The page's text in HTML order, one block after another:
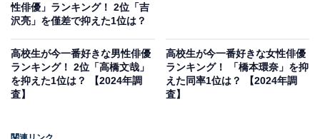
性俳優」ランキング！ 2位「吉
沢亮」を僅差で抑えた1位は？
高校生が今一番好きな男性俳優
ランキング！ 2位「高橋文哉」
を抑えた1位は？ 【2024年調
査】
高校生が今一番好きな女性俳優
ランキング！ 「橋本環奈」を抑
えた同率1位は？ 【2024年調
査】